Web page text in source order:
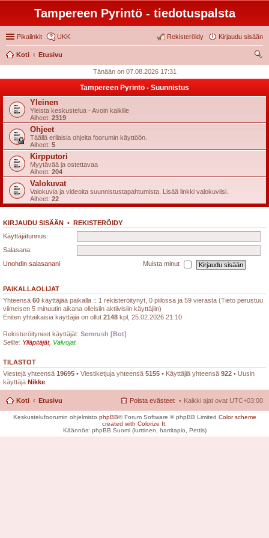
Tampereen Pyrintö - tiedotuspalsta
Pikalinkit UKK Kirjaudu sisään
Rekisteröidy
Koti
Etusivu
Tänään on 07.08.2026 17:31
Tampereen Pyrintö - Suunnistus
Yleinen
Yleista keskustelua - Avoin kaikille
Aiheet: 2319
Ohjeet
Täällä erilaisia ohjeita foorumin käyttöön.
Aiheet: 5
Kirpputori
Myytävää ja ostettavaa
Aiheet: 204
Valokuvat
Valokuvia ja videoita suunnistustapahtumista. Lisää linkki valokuviisi.
Aiheet: 22
KIRJAUDU SISÄÄN • REKISTERÖIDY
Käyttäjätunnus:
Salasana:
Unohdin salasanani
Muista minut
PAIKALLAOLIJAT
Yhteensä 60 käyttäjää paikalla :: 1 rekisteröitynyt, 0 piilossa ja 59 vierasta (Tieto perustuu
viimeisen 5 minuutin aikana olleisiin aktiivisiin käyttäjiin)
Eniten yhtaikaisia käyttäjiä on ollut 2148 kpl, 25.02.2026 21:10
Rekisteröityneet käyttäjät: Semrush [Bot]
Selite: Ylläpitäjät, Valvojat
TILASTOT
Viestejä yhteensä 19695 • Viestiketjuja yhteensä 5155 • Käyttäjiä yhteensä 922 • Uusin
käyttäjä Nikke
Koti Etusivu Kaikki ajat ovat UTC+03:00
Poista evästeet
Keskustelufoorumin ohjelmisto phpBB® Forum Software © phpBB Limited Color scheme
created with Colorize It
Käännös: phpBB Suomi (lurttinen, harritapio, Pettis)